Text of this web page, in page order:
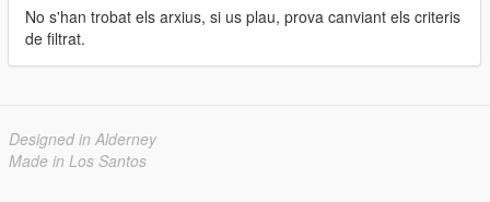
No s'han trobat els arxius, si us plau, prova canviant els criteris
de filtrat.
Designed in Alderney
Made in Los Santos